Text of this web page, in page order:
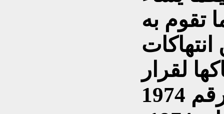
تقوم به
لقرار
مجلس الأمن الدولي رقم 1974